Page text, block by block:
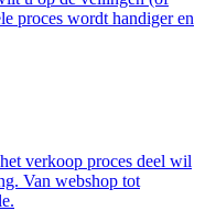
proces wordt handiger en
verkoop proces deel wil
Van webshop tot